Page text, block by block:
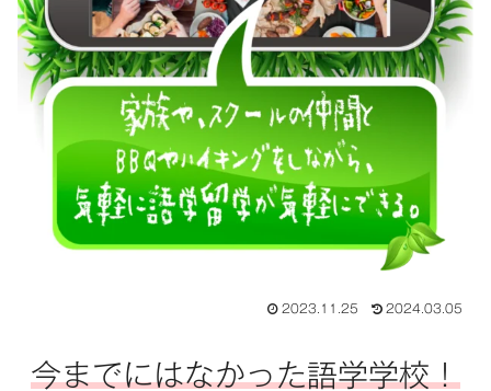
2023.11.25 2024.03.05
今までにはなかった語学学校！